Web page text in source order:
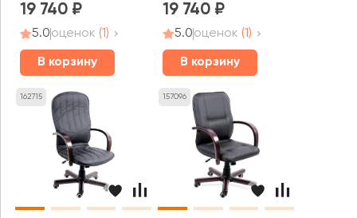
19 740
5.0оценок (1)
В корзину
19 740
5.0оценок (1)
В корзину
162715 157096